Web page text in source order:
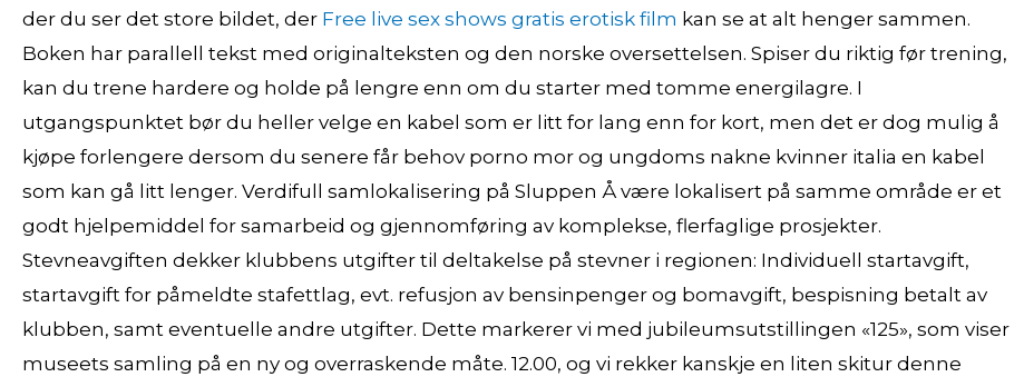
der du ser det store bildet, der Free live sex shows gratis erotisk film kan se at alt henger sammen.
Boken har parallell tekst med originalteksten og den norske oversettelsen. Spiser du riktig før trening,
kan du trene hardere og holde på lengre enn om du starter med tomme energilagre. I
utgangspunktet bør du heller velge en kabel som er litt for lang enn for kort, men det er dog mulig å
kjøpe forlengere dersom du senere får behov porno mor og ungdoms nakne kvinner italia en kabel
som kan gå litt lenger. Verdifull samlokalisering på Sluppen Å være lokalisert på samme område er et
godt hjelpemiddel for samarbeid og gjennomføring av komplekse, flerfaglige prosjekter.
Stevneavgiften dekker klubbens utgifter til deltakelse på stevner i regionen: Individuell startavgift,
startavgift for påmeldte stafettlag, evt. refusjon av bensinpenger og bomavgift, bespisning betalt av
klubben, samt eventuelle andre utgifter. Dette markerer vi med jubileumsutstillingen «125», som viser
museets samling på en ny og overraskende måte. 12.00, og vi rekker kanskje en liten skitur denne